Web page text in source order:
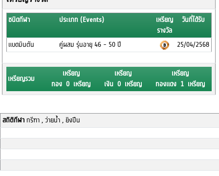
ชนิดกีฬา ประเภท (Events)
เหรียญ
รางวัล
วันที่ได้รับ
แบดมินตัน คู่ผสม รุ่นอายุ 46 - 50 ปี 25/04/2568
เหรียญรวม
เหรียญ
ทอง 0 เหรียญ
เหรียญ
เงิน 0 เหรียญ
เหรียญ
ทองแดง 1 เหรียญ
สถิติกีฬากรีฑา , ว่ายน้ำ , ยิงปืน